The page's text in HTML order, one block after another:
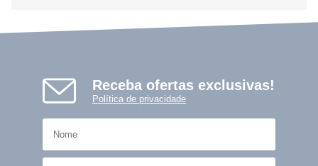
Receba ofertas exclusivas!
Política de privacidade